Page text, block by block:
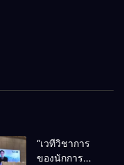
“เวทีวิชาการ
ของนักการ